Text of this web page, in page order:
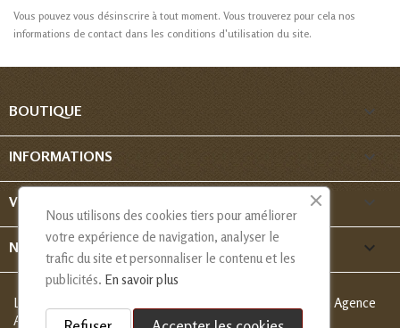
Vous pouvez vous désinscrire à tout moment. Vous trouverez pour cela nos
informations de contact dans les conditions d'utilisation du site.
BOUTIQUE 
INFORMATIONS 
VOTRE COMPTE 
NOUS CONTACTER keyboard_arrow_down
Les Créations de Nadia - Copyright
© 2013-2026 - Création Agence
Alcaweb
Nous utilisons des cookies tiers pour améliorer
votre expérience de navigation, analyser le
trafic du site et personnaliser le contenu et les
publicités. En savoir plus